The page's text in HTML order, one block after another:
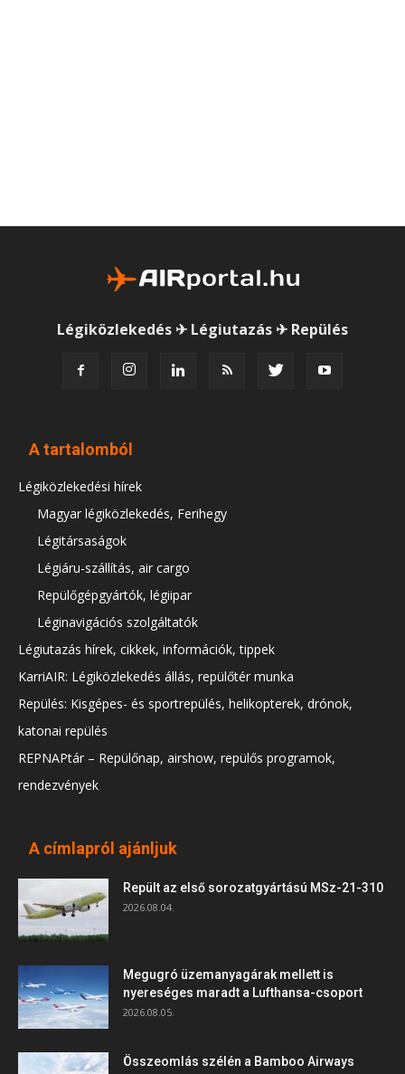
Légiközlekedés ✈ Légiutazás ✈ Repülés
A tartalomból
Légiközlekedési hírek
Magyar légiközlekedés, Ferihegy
Légitársaságok
Légiáru-szállítás, air cargo
Repülőgépgyártók, légiipar
Léginavigációs szolgáltatók
Légiutazás hírek, cikkek, információk, tippek
KarriAIR: Légiközlekedés állás, repülőtér munka
Repülés: Kisgépes- és sportrepülés, helikopterek, drónok,
katonai repülés
REPNAPtár – Repülőnap, airshow, repülős programok,
rendezvények
A címlapról ajánljuk
Repült az első sorozatgyártású MSz-21-310
2026.08.04.
Megugró üzemanyagárak mellett is
nyereséges maradt a Lufthansa-csoport
2026.08.05.
Összeomlás szélén a Bamboo Airways